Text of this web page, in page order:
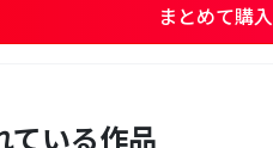
まとめて購入
ている作品